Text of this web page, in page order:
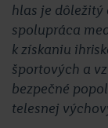
hlas je dôležitý
spolupráca
k získaniu
športových a
bezpečné
telesnej